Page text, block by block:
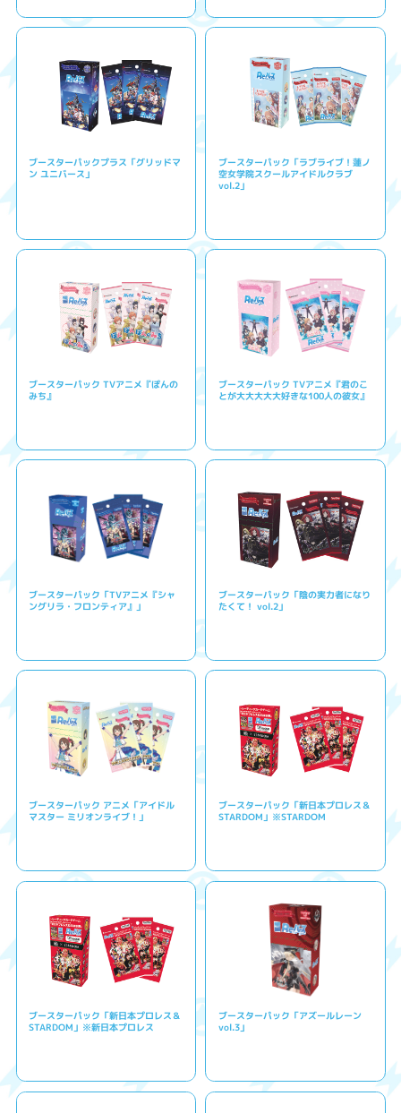
ブースターパックプラス「グリッドマ
ン ユニバース」
ブースターパック「ラブライブ！蓮ノ
空女学院スクールアイドルクラブ
vol.2」
ブースターパック TVアニメ『ぽんの
みち』
ブースターパック TVアニメ『君のこ
とが大大大大大好きな100人の彼女』
ブースターパック「TVアニメ『シャ
ングリラ・フロンティア』」
ブースターパック「陰の実力者になり
たくて！ vol.2」
ブースターパック アニメ「アイドル
マスター ミリオンライブ！」
ブースターパック「新日本プロレス＆
STARDOM」※STARDOM
ブースターパック「新日本プロレス＆
STARDOM」※新日本プロレス
ブースターパック「アズールレーン
vol.3」